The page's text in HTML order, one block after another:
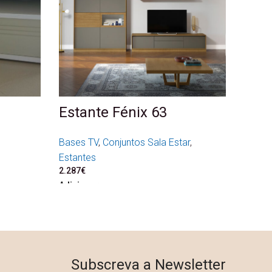
Estante Fénix 63
Bases TV, Conjuntos Sala Estar,
Estantes
2.287€
Adicionar
Subscreva a Newsletter